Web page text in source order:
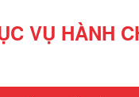
VỤ HÀNH